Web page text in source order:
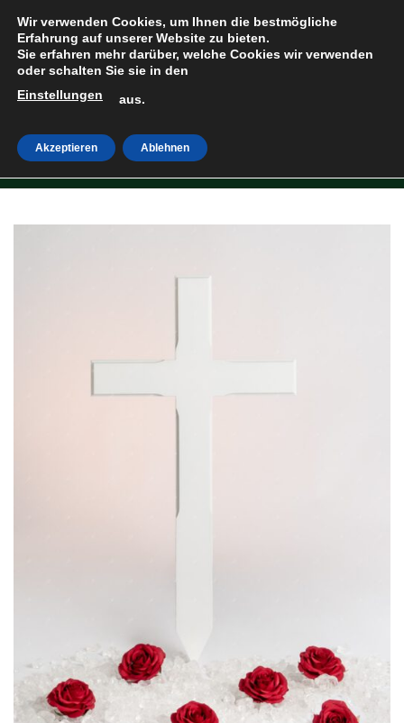
Inhalt
springen
HOME
Wir verwenden Cookies, um Ihnen die bestmögliche
Erfahrung auf unserer Website zu bieten.
Sie erfahren mehr darüber, welche Cookies wir verwenden
oder schalten Sie sie in den
Einstellungen
aus.
Akzeptieren Ablehnen